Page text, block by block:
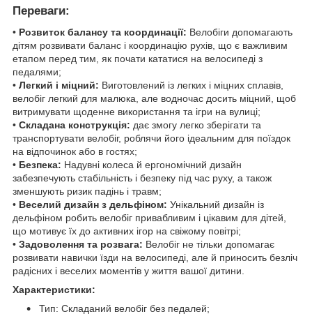
Переваги:
• Розвиток балансу та координації: Велобіги допомагають
дітям розвивати баланс і координацію рухів, що є важливим
етапом перед тим, як почати кататися на велосипеді з
педалями;
• Легкий і міцний: Виготовлений із легких і міцних сплавів,
велобіг легкий для малюка, але водночас досить міцний, щоб
витримувати щоденне використання та ігри на вулиці;
• Складана конструкція: дає змогу легко зберігати та
транспортувати велобіг, роблячи його ідеальним для поїздок
на відпочинок або в гостях;
• Безпека: Надувні колеса й ергономічний дизайн
забезпечують стабільність і безпеку під час руху, а також
зменшують ризик падінь і травм;
• Веселий дизайн з дельфіном: Унікальний дизайн із
дельфіном робить велобіг привабливим і цікавим для дітей,
що мотивує їх до активних ігор на свіжому повітрі;
• Задоволення та розвага: Велобіг не тільки допомагає
розвивати навички їзди на велосипеді, але й приносить безліч
радісних і веселих моментів у життя вашої дитини.
Характеристики:
Тип: Складаний велобіг без педалей;